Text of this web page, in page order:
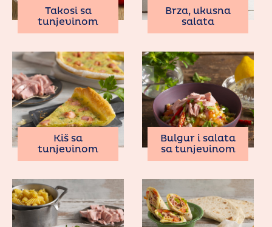
Takosi sa
tunjevinom
Brza, ukusna
salata
Kiš sa
tunjevinom
Bulgur i salata
sa tunjevinom